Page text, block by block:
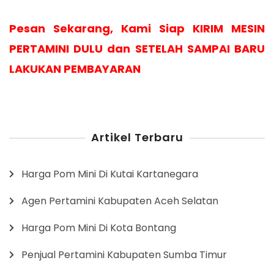
Pesan Sekarang, Kami Siap KIRIM MESIN
PERTAMINI DULU dan SETELAH SAMPAI BARU
LAKUKAN PEMBAYARAN
Artikel Terbaru
Harga Pom Mini Di Kutai Kartanegara
Agen Pertamini Kabupaten Aceh Selatan
Harga Pom Mini Di Kota Bontang
Penjual Pertamini Kabupaten Sumba Timur